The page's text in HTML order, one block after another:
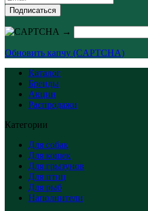
Подписаться
→
Обновить капчу (CAPTCHA)
Каталог
Бренды
Акции
Распродажи
Категории
Для собак
Для кошек
Для грызунов
Для птиц
Для рыб
Наполнители